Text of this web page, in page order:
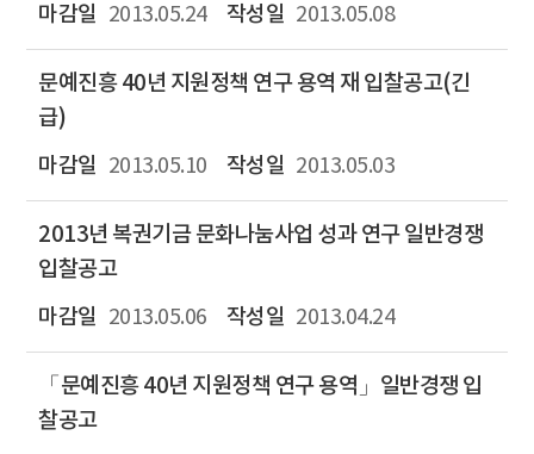
2013.05.24 2013.05.08
문예진흥 40년 지원정책 연구 용역 재 입찰공고(긴
급)
2013.05.10 2013.05.03
2013년 복권기금 문화나눔사업 성과 연구 일반경쟁
입찰공고
2013.05.06 2013.04.24
「문예진흥 40년 지원정책 연구 용역」일반경쟁 입
찰공고